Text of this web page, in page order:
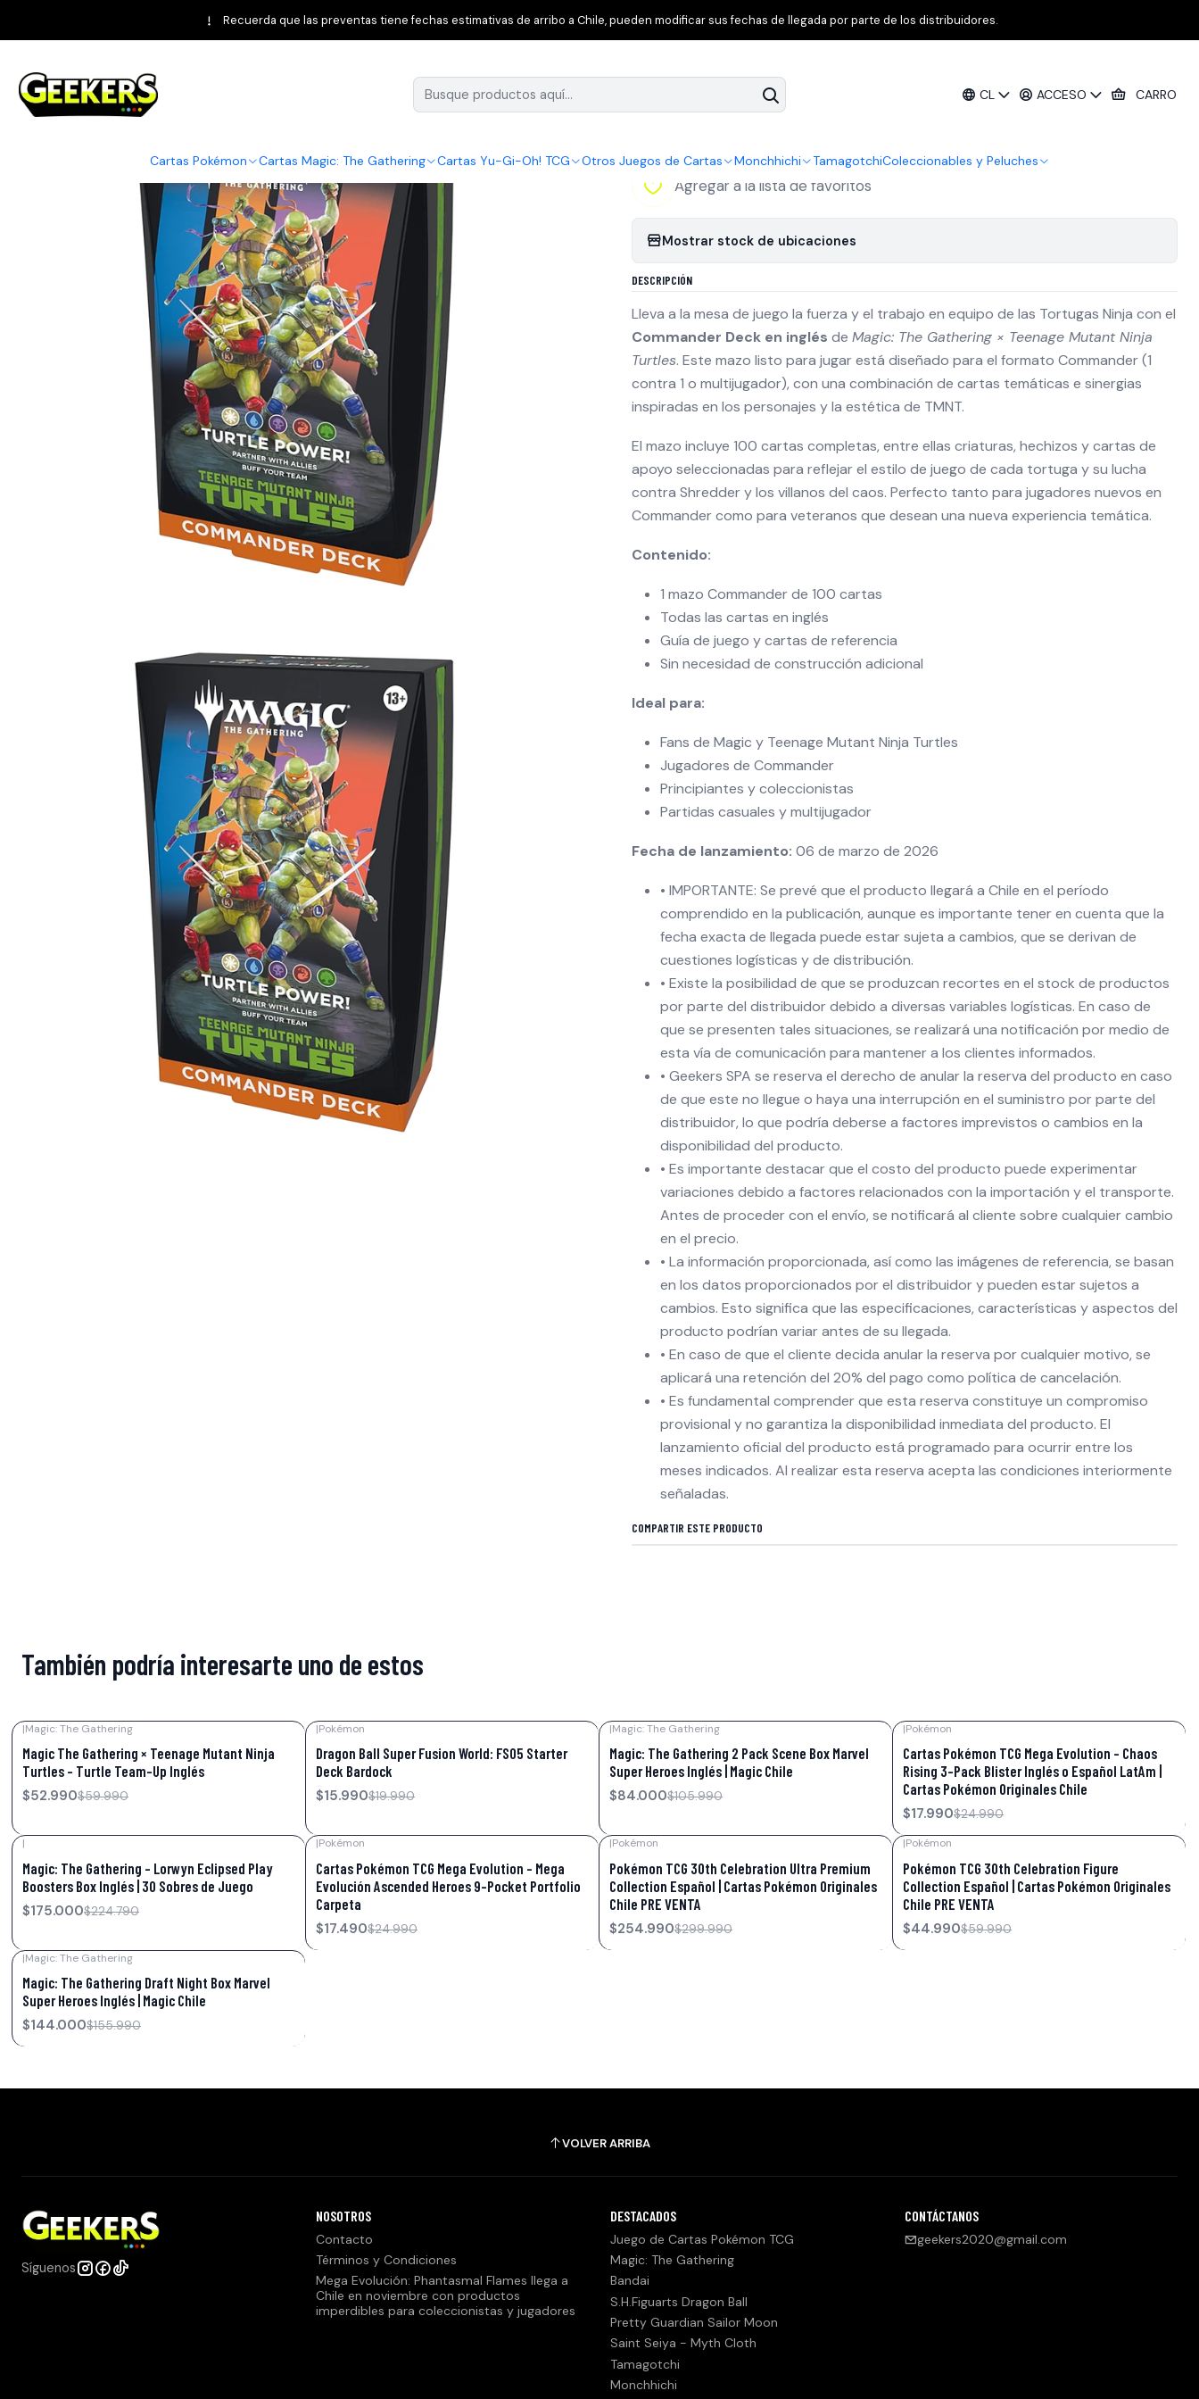
CL ACCESO CARRO
Cartas Pokémon Cartas Magic: The Gathering Cartas Yu-Gi-Oh! TCG Otros Juegos de Cartas Monchhichi TamagotchiColeccionables y Peluches
Recuerda que las preventas tiene fechas estimativas de arribo a Chile, pueden modificar sus fechas de llegada por parte de los distribuidores.
Magic: The Gathering Teenage Mutant Ninja Turtles Magic: The Gathering × Teenage Mutant Ninja Turtles – Commander Deck (Inglés) [RESERVA]
|
Magic: The Gathering × Teenage Mutant Ninja Turtles –
Agregar a la lista de favoritos
Mostrar stock de ubicaciones
DESCRIPCIÓN
Lleva a la mesa de juego la fuerza y el trabajo en equipo de las Tortugas Ninja con el
Commander Deck en inglés de Magic: The Gathering × Teenage Mutant Ninja
Turtles. Este mazo listo para jugar está diseñado para el formato Commander (1
contra 1 o multijugador), con una combinación de cartas temáticas e sinergias
inspiradas en los personajes y la estética de TMNT.
El mazo incluye 100 cartas completas, entre ellas criaturas, hechizos y cartas de
apoyo seleccionadas para reflejar el estilo de juego de cada tortuga y su lucha
contra Shredder y los villanos del caos. Perfecto tanto para jugadores nuevos en
Commander como para veteranos que desean una nueva experiencia temática.
Contenido:
1 mazo Commander de 100 cartas
Todas las cartas en inglés
Guía de juego y cartas de referencia
Sin necesidad de construcción adicional
Ideal para:
Fans de Magic y Teenage Mutant Ninja Turtles
Jugadores de Commander
Principiantes y coleccionistas
Partidas casuales y multijugador
Fecha de lanzamiento: 06 de marzo de 2026
• IMPORTANTE: Se prevé que el producto llegará a Chile en el período
comprendido en la publicación, aunque es importante tener en cuenta que la
fecha exacta de llegada puede estar sujeta a cambios, que se derivan de
cuestiones logísticas y de distribución.
• Existe la posibilidad de que se produzcan recortes en el stock de productos
por parte del distribuidor debido a diversas variables logísticas. En caso de
que se presenten tales situaciones, se realizará una notificación por medio de
esta vía de comunicación para mantener a los clientes informados.
• Geekers SPA se reserva el derecho de anular la reserva del producto en caso
de que este no llegue o haya una interrupción en el suministro por parte del
distribuidor, lo que podría deberse a factores imprevistos o cambios en la
disponibilidad del producto.
• Es importante destacar que el costo del producto puede experimentar
variaciones debido a factores relacionados con la importación y el transporte.
Antes de proceder con el envío, se notificará al cliente sobre cualquier cambio
en el precio.
• La información proporcionada, así como las imágenes de referencia, se basan
en los datos proporcionados por el distribuidor y pueden estar sujetos a
cambios. Esto significa que las especificaciones, características y aspectos del
producto podrían variar antes de su llegada.
• En caso de que el cliente decida anular la reserva por cualquier motivo, se
aplicará una retención del 20% del pago como política de cancelación.
• Es fundamental comprender que esta reserva constituye un compromiso
provisional y no garantiza la disponibilidad inmediata del producto. El
lanzamiento oficial del producto está programado para ocurrir entre los
meses indicados. Al realizar esta reserva acepta las condiciones interiormente
señaladas.
COMPARTIR ESTE PRODUCTO
También podría interesarte uno de estos
|Magic: The Gathering
Magic The Gathering × Teenage Mutant Ninja
Turtles – Turtle Team-Up Inglés
$52.990$59.990
|Pokémon
Dragon Ball Super Fusion World: FS05 Starter
Deck Bardock
$15.990$19.990
|Magic: The Gathering
Magic: The Gathering 2 Pack Scene Box Marvel
Super Heroes Inglés | Magic Chile
$84.000$105.990
|Pokémon
Cartas Pokémon TCG Mega Evolution – Chaos
Rising 3-Pack Blister Inglés o Español LatAm |
Cartas Pokémon Originales Chile
$17.990$24.990
|
Magic: The Gathering – Lorwyn Eclipsed Play
Boosters Box Inglés | 30 Sobres de Juego
$175.000$224.790
|Pokémon
Cartas Pokémon TCG Mega Evolution – Mega
Evolución Ascended Heroes 9-Pocket Portfolio
Carpeta
$17.490$24.990
|Pokémon
Pokémon TCG 30th Celebration Ultra Premium
Collection Español | Cartas Pokémon Originales
Chile PRE VENTA
$254.990$299.990
|Pokémon
Pokémon TCG 30th Celebration Figure
Collection Español | Cartas Pokémon Originales
Chile PRE VENTA
$44.990$59.990
|Magic: The Gathering
Magic: The Gathering Draft Night Box Marvel
Super Heroes Inglés | Magic Chile
$144.000$155.990
VOLVER ARRIBA
Síguenos
NOSOTROS
Contacto
Términos y Condiciones
Mega Evolución: Phantasmal Flames llega a
Chile en noviembre con productos
imperdibles para coleccionistas y jugadores
DESTACADOS
Juego de Cartas Pokémon TCG
Magic: The Gathering
Bandai
S.H.Figuarts Dragon Ball
Pretty Guardian Sailor Moon
Saint Seiya - Myth Cloth
Tamagotchi
Monchhichi
CONTÁCTANOS
geekers2020@gmail.com